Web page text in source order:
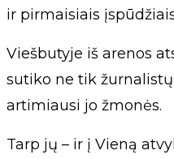
ir pirmaisiais
Viešbutyje iš arenos
sutiko ne tik
artimiausi jo žmonės.
Tarp jų – ir į Vieną